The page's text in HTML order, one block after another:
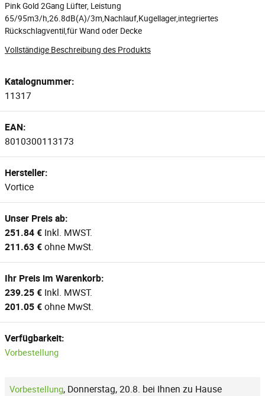
Pink Gold 2Gang Lüfter, Leistung
65/95m3/h,26.8dB(A)/3m,Nachlauf,Kugellager,integriertes
Rückschlagventil,für Wand oder Decke
Vollständige Beschreibung des Produkts
Katalognummer:
11317
EAN:
8010300113173
Hersteller:
Vortice
Unser Preis ab:
251.84 € Inkl. MWST.
211.63 €ohne MwSt.
Ihr Preis im Warenkorb:
239.25 € Inkl. MWST.
201.05 €ohne MwSt.
Verfügbarkeit:
Vorbestellung
Vorbestellung, Donnerstag, 20.8. bei Ihnen zu Hause